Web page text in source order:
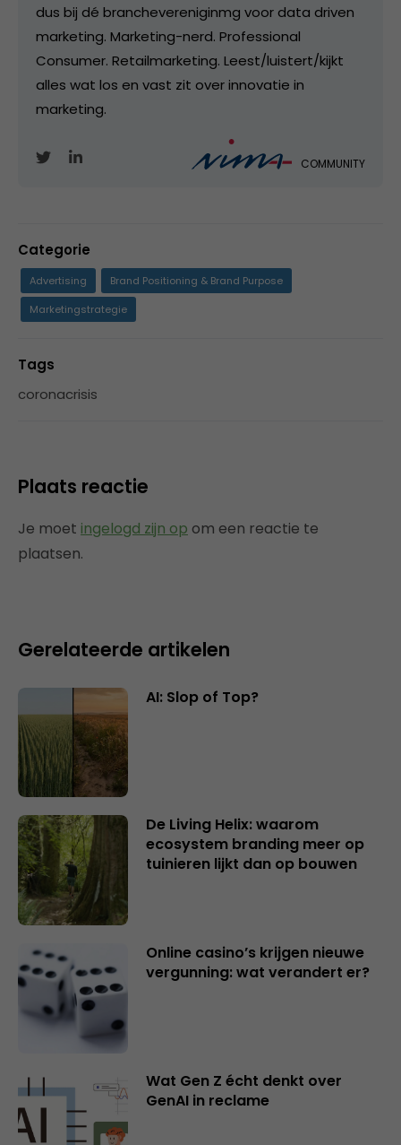
dus bij dé branchevereniginmg voor data driven
marketing. Marketing-nerd. Professional
Consumer. Retailmarketing. Leest/luistert/kijkt
alles wat los en vast zit over innovatie in
marketing.
COMMUNITY
Categorie
Advertising
Brand Positioning & Brand Purpose
Marketingstrategie
Tags
coronacrisis
Plaats reactie
Je moet ingelogd zijn op om een reactie te
plaatsen.
Gerelateerde artikelen
AI: Slop of Top?
De Living Helix: waarom
ecosystem branding meer op
tuinieren lijkt dan op bouwen
Online casino’s krijgen nieuwe
vergunning: wat verandert er?
Wat Gen Z écht denkt over
GenAI in reclame